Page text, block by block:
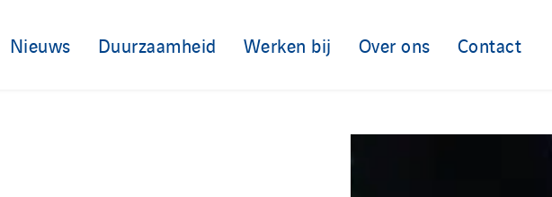
Nieuws Duurzaamheid Werken bij Over ons Contact